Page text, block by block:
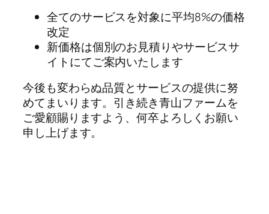
全てのサービスを対象に平均8%の価格
改定
新価格は個別のお見積りやサービスサ
イトにてご案内いたします
今後も変わらぬ品質とサービスの提供に努
めてまいります。引き続き青山ファームを
ご愛顧賜りますよう、何卒よろしくお願い
申し上げます。